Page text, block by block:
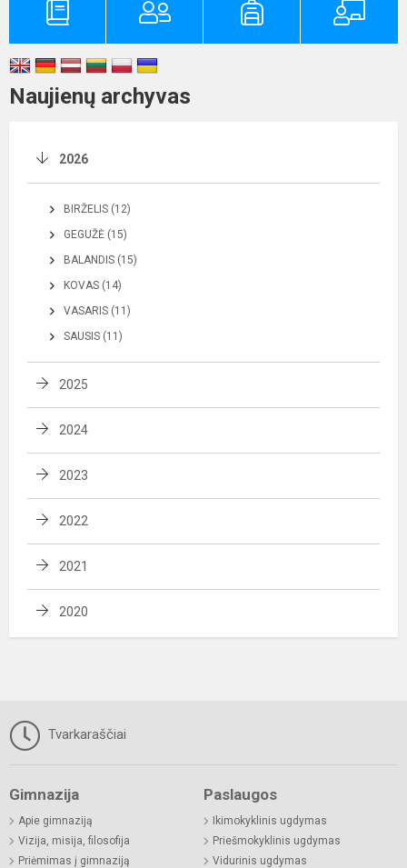
Naujienų archyvas
2026
BIRŽELIS (12)
GEGUŽĖ (15)
BALANDIS (15)
KOVAS (14)
VASARIS (11)
SAUSIS (11)
2025
2024
2023
2022
2021
2020
Tvarkaraščiai
Gimnazija
Apie gimnaziją
Vizija, misija, filosofija
Priėmimas į gimnaziją
Paslaugos
Ikimokyklinis ugdymas
Priešmokyklinis ugdymas
Vidurinis ugdymas